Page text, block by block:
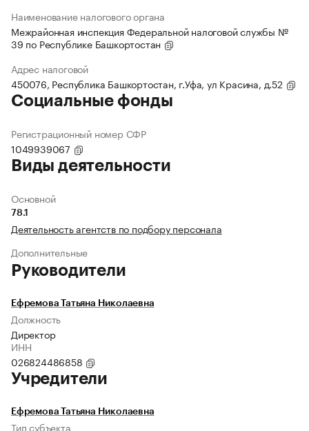
Наименование налогового органа
Межрайонная инспекция Федеральной налоговой службы №
39 по Республике Башкортостан
Адрес налоговой
450076, Республика Башкортостан, г.Уфа, ул Красина, д.52
Социальные фонды
Регистрационный номер СФР
1049939067
Виды деятельности
Основной
78.1
Деятельность агентств по подбору персонала
Дополнительные
Руководители
Ефремова Татьяна Николаевна
Должность
Директор
ИНН
026824486858
Учредители
Ефремова Татьяна Николаевна
Тип субъекта